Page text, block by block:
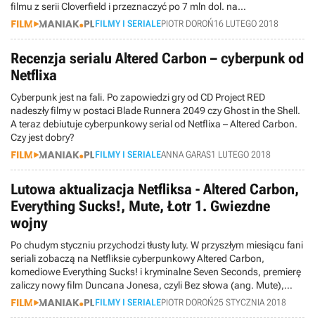
filmu z serii Cloverfield i przeznaczyć po 7 mln dol. na
wyprodukowanie każdego z odcinków adaptacji Modyfikowanego
FILMY I SERIALEPIOTR DOROŃ16 LUTEGO 2018
Recenzja serialu Altered Carbon – cyberpunk od
Netflixa
Cyberpunk jest na fali. Po zapowiedzi gry od CD Project RED
nadeszły filmy w postaci Blade Runnera 2049 czy Ghost in the Shell.
A teraz debiutuje cyberpunkowy serial od Netflixa – Altered Carbon.
Czy jest dobry?
FILMY I SERIALEANNA GARAS1 LUTEGO 2018
Lutowa aktualizacja Netfliksa - Altered Carbon,
Everything Sucks!, Mute, Łotr 1. Gwiezdne
wojny
Po chudym styczniu przychodzi tłusty luty. W przyszłym miesiącu fani
seriali zobaczą na Netfliksie cyberpunkowy Altered Carbon,
komediowe Everything Sucks! i kryminalne Seven Seconds, premierę
zaliczy nowy film Duncana Jonesa, czyli Bez słowa (ang. Mute),
obejrzymy Łotra 1. Gwiezdne wojny - historie, a także Vaianę: Skarb
FILMY I SERIALEPIOTR DOROŃ25 STYCZNIA 2018